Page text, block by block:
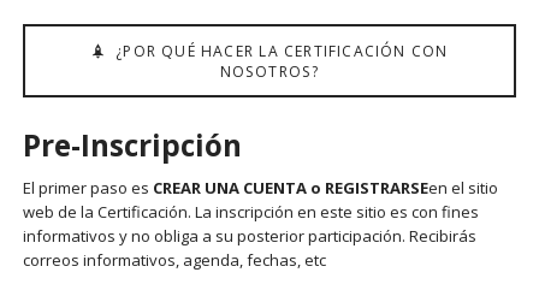
¿POR QUÉ HACER LA CERTIFICACIÓN CON
NOSOTROS?
Pre-Inscripción
El primer paso es CREAR UNA CUENTA o REGISTRARSEen el sitio
web de la Certificación. La inscripción en este sitio es con fines
informativos y no obliga a su posterior participación. Recibirás
correos informativos, agenda, fechas, etc